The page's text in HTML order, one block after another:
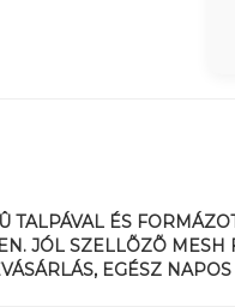
ÉS
JÓL SZELLÕZÕ
EGÉSZ